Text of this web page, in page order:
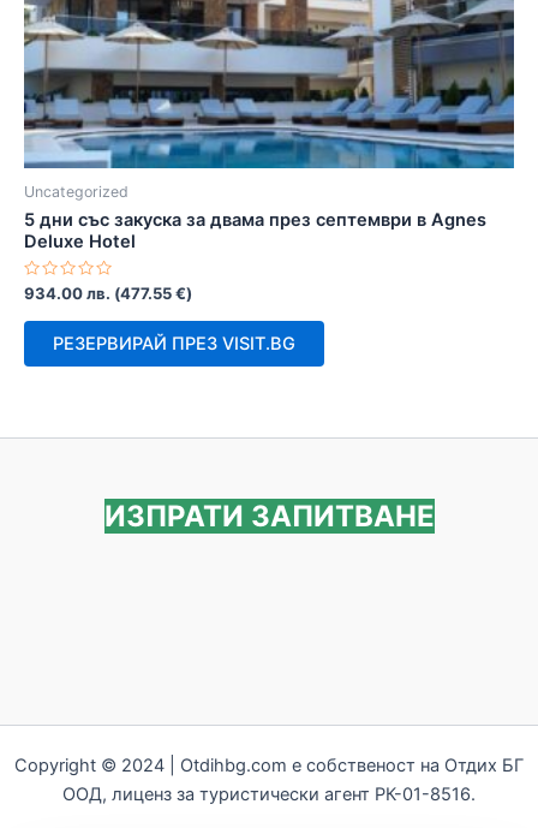
Uncategorized
5 дни със закуска за двама през септември в Agnes
Deluxe Hotel
Оценено
с
0
934.00лв. (477.55€)
РЕЗЕРВИРАЙ ПРЕЗ VISIT.BG
ИЗПРАТИ ЗАПИТВАНЕ
Copyright © 2024 | Otdihbg.com e собственост на Отдих БГ
ООД, лиценз за туристически агент РК-01-8516.